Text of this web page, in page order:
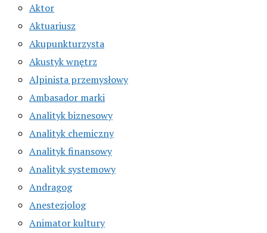
Aktor
Aktuariusz
Akupunkturzysta
Akustyk wnętrz
Alpinista przemysłowy
Ambasador marki
Analityk biznesowy
Analityk chemiczny
Analityk finansowy
Analityk systemowy
Andragog
Anestezjolog
Animator kultury